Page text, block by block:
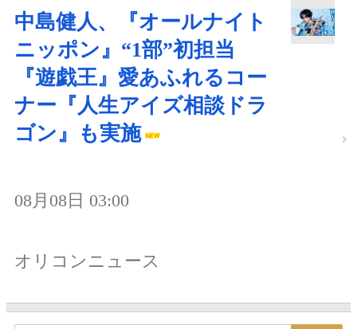
中島健人、『オールナイト
ニッポン』“1部”初担当
『遊戯王』愛あふれるコー
ナー『人生アイズ相談ドラ
ゴン』も実施
08月08日 03:00
オリコンニュース